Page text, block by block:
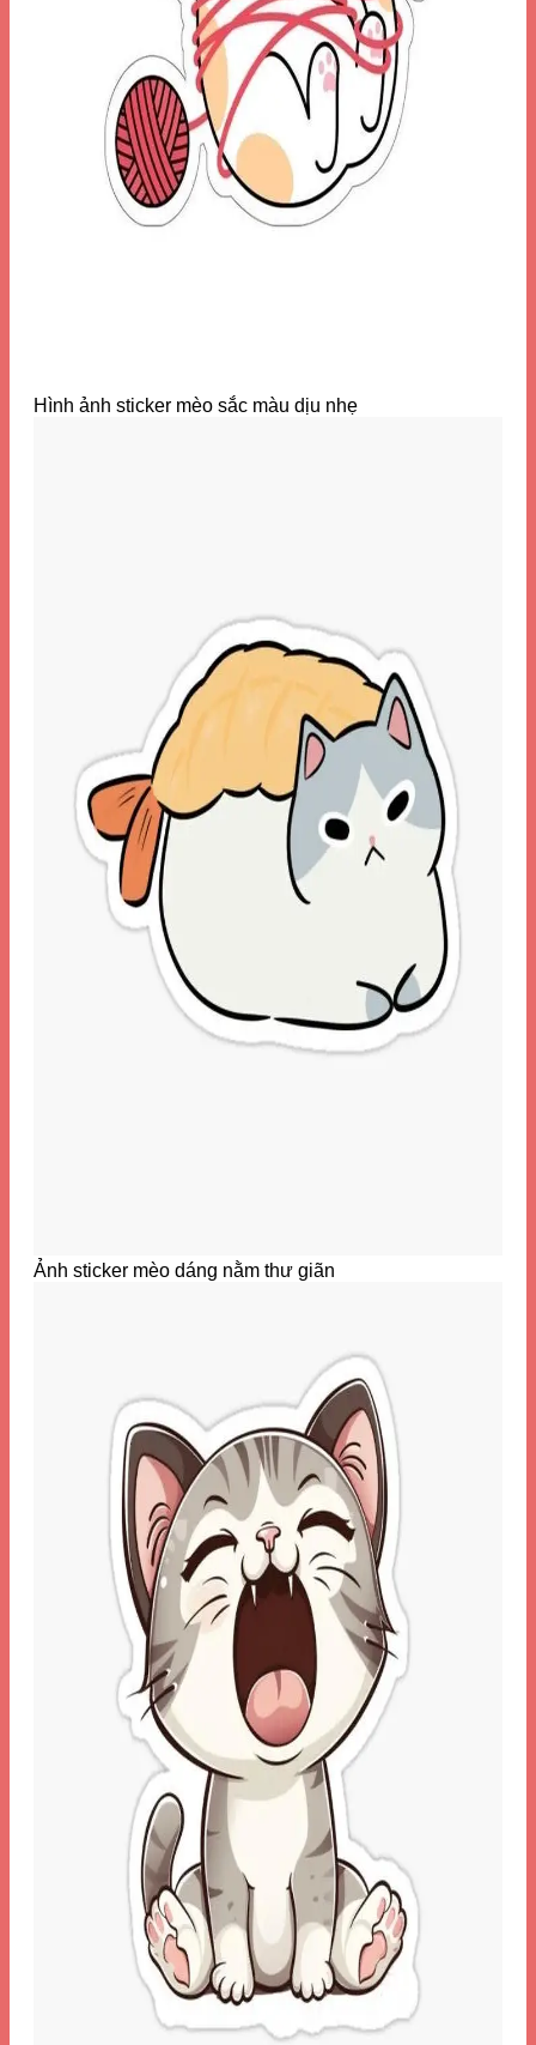
Hình ảnh sticker mèo sắc màu dịu nhẹ
Ảnh sticker mèo dáng nằm thư giãn